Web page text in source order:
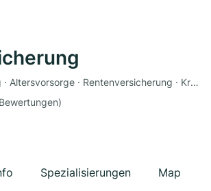
Bank · Versicherung · Altersvorsorge · Rentenversicherung · Krankenversicherung · Autoversicherung
Spezialisierungen Map